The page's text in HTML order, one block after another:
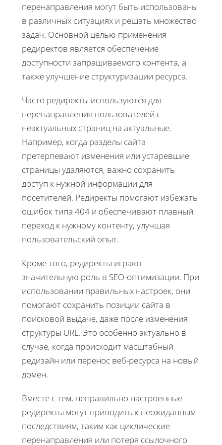
перенаправления могут быть использованы
в различных ситуациях и решать множество
задач. Основной целью применения
редиректов является обеспечение
доступности запрашиваемого контента, а
также улучшение структуризации ресурса.
Часто редиректы используются для
перенаправления пользователей с
неактуальных страниц на актуальные.
Например, когда разделы сайта
претерпевают изменения или устаревшие
страницы удаляются, важно сохранить
доступ к нужной информации для
посетителей. Редиректы помогают избежать
ошибок типа 404 и обеспечивают плавный
переход к нужному контенту, улучшая
пользовательский опыт.
Кроме того, редиректы играют
значительную роль в SEO-оптимизации. При
использовании правильных настроек, они
помогают сохранить позиции сайта в
поисковой выдаче, даже после изменения
структуры URL. Это особенно актуально в
случае, когда происходит масштабный
редизайн или перенос веб-ресурса на новый
домен.
Вместе с тем, неправильно настроенные
редиректы могут приводить к неожиданным
последствиям, таким как циклические
перенаправления или потеря ссылочного